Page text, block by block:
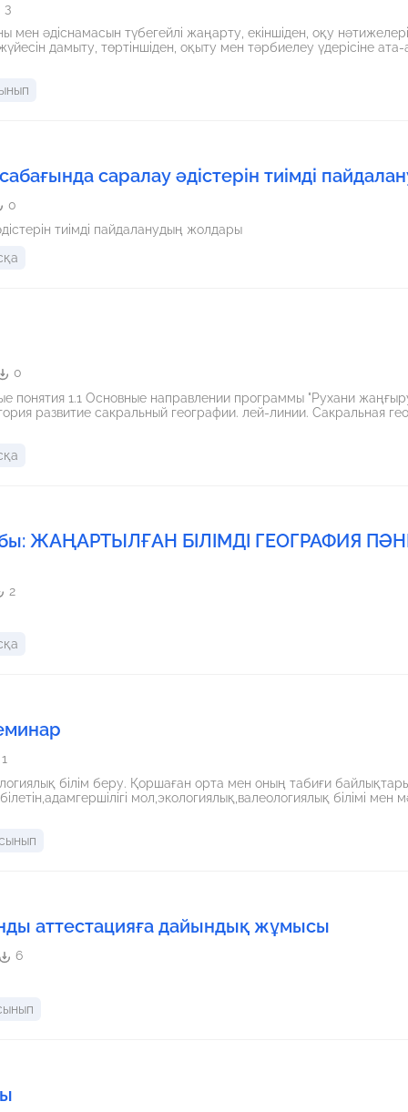
3
мен әдіснамасын түбегейлі жаңарту, екіншіден, оқу
дамыту, төртіншіден, оқыту мен тәрбиелеу үдерісіне
саралау әдістерін тиімді
0
тиімді пайдаланудың жолдары
0
1.1 Основные направлении программы "Рухани жаңғыру" 1.2 Объекты
ЖАҢАРТЫЛҒАН БІЛІМДІ ГЕОГРАФИЯ
2
1
білім беру. Қоршаған орта мен оның табиғи
мол,экологиялық,валеологиялық білімі
аттестацияға дайындық жұмысы
6